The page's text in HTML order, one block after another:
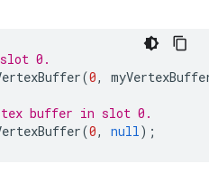
0.
(0,
buffer in slot 0.
(0, null);